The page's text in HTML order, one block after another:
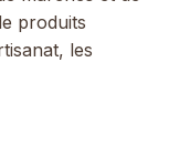
produits
les